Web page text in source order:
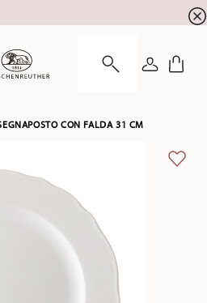
registrazione alla newsletter
ACCEDI
CON FALDA 31 CM